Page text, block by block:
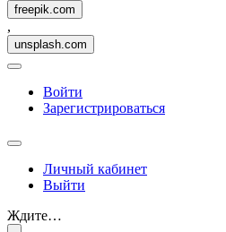
freepik.com
,
unsplash.com
Войти
Зарегистрироваться
Личный кабинет
Выйти
Ждите…